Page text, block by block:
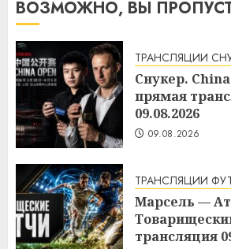
ВОЗМОЖНО, ВЫ
ТРАНСЛЯЦИИ
Снукер.
прямая
09.08.2026
09.08.2026
ТРАНСЛЯЦИИ
Марсель —
трансляция